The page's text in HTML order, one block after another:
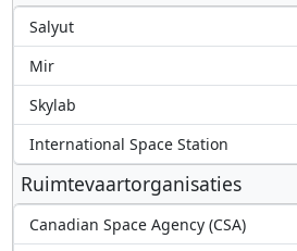
Salyut
Mir
Skylab
International Space Station
Ruimtevaartorganisaties
Canadian Space Agency (CSA)